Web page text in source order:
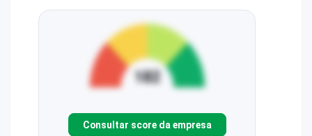
Consultar score da empresa